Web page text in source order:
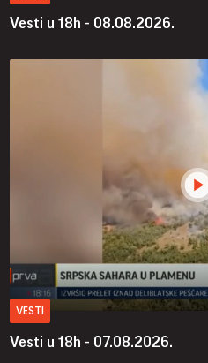
Vesti u 18h - 08.08.2026.
VESTI
Vesti u 18h - 07.08.2026.